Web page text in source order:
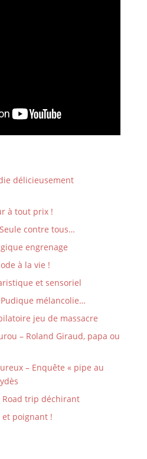
délicieusement
à tout prix !
contre tous…
engrenage
à la vie !
et sensoriel
mélancolie…
jeu de massacre
– Roland Giraud, papa ou
– Enquête « pipe au
Road trip déchirant
et poignant !